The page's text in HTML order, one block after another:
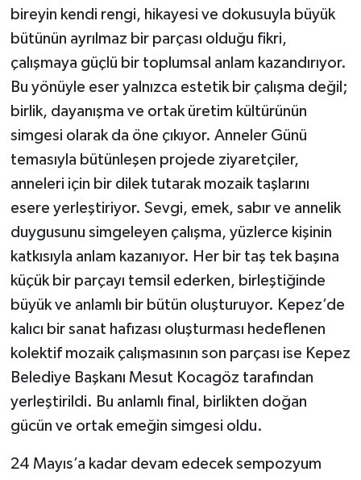
bireyin kendi rengi, hikayesi ve dokusuyla büyük
bütünün ayrılmaz bir parçası olduğu fikri,
çalışmaya güçlü bir toplumsal anlam kazandırıyor.
Bu yönüyle eser yalnızca estetik bir çalışma değil;
birlik, dayanışma ve ortak üretim kültürünün
simgesi olarak da öne çıkıyor. Anneler Günü
temasıyla bütünleşen projede ziyaretçiler,
anneleri için bir dilek tutarak mozaik taşlarını
esere yerleştiriyor. Sevgi, emek, sabır ve annelik
duygusunu simgeleyen çalışma, yüzlerce kişinin
katkısıyla anlam kazanıyor. Her bir taş tek başına
küçük bir parçayı temsil ederken, birleştiğinde
büyük ve anlamlı bir bütün oluşturuyor. Kepez’de
kalıcı bir sanat hafızası oluşturması hedeflenen
kolektif mozaik çalışmasının son parçası ise Kepez
Belediye Başkanı Mesut Kocagöz tarafından
yerleştirildi. Bu anlamlı final, birlikten doğan
gücün ve ortak emeğin simgesi oldu.
24 Mayıs’a kadar devam edecek sempozyum